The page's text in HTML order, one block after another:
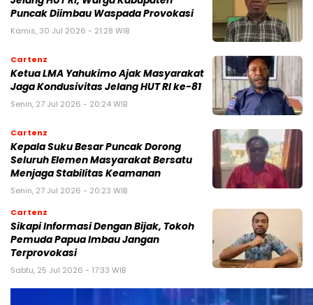
Puncak Diimbau Waspada Provokasi
Kamis, 30 Jul 2026 - 21:28 WIB
Cartenz
Ketua LMA Yahukimo Ajak Masyarakat
Jaga Kondusivitas Jelang HUT RI ke-81
Senin, 27 Jul 2026 - 20:24 WIB
Cartenz
Kepala Suku Besar Puncak Dorong
Seluruh Elemen Masyarakat Bersatu
Menjaga Stabilitas Keamanan
Senin, 27 Jul 2026 - 20:23 WIB
Cartenz
Sikapi Informasi Dengan Bijak, Tokoh
Pemuda Papua Imbau Jangan
Terprovokasi
Sabtu, 25 Jul 2026 - 17:33 WIB